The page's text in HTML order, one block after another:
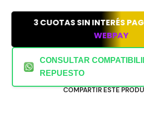
3 CUOTAS SIN INTERÉS
WEBPAY
CONSULTAR
REPUESTO
COMPARTIR ESTE